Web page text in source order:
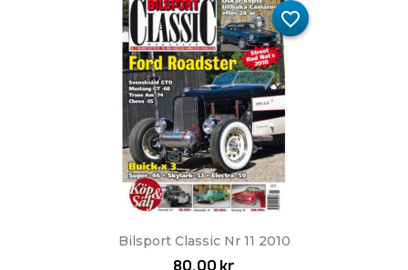
Bilsport Classic Nr 11 2010
80,00 kr
favorite_border